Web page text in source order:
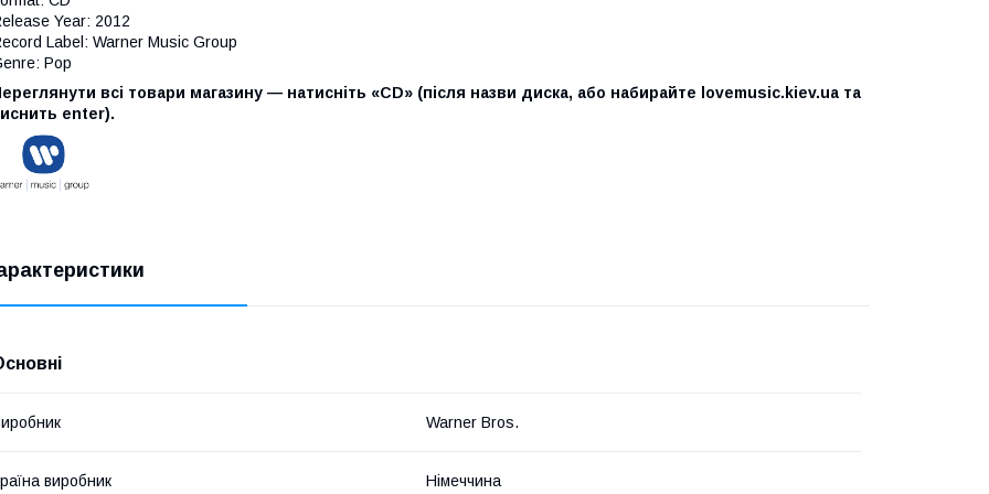
Year: 2012
Label: Warner Music Group
Pop
всі товари магазину — натисніть «CD» (після назви диска, або набирайте lovemusic.kiev.ua та
enter).
Warner Bros.
виробник Німеччина